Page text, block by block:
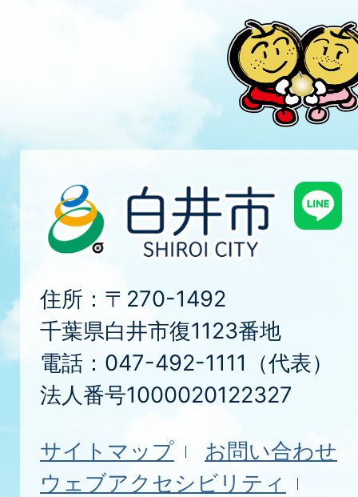
住所：〒270-1492
千葉県白井市復1123番地
電話：047-492-1111（代表）
法人番号1000020122327
サイトマップ
お問い合わせ
ウェブアクセシビリティ